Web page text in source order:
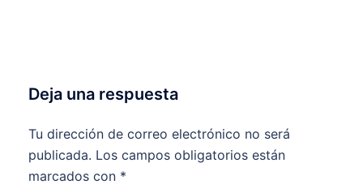
Deja una respuesta
Tu dirección de correo electrónico no será
publicada. Los campos obligatorios están
marcados con *